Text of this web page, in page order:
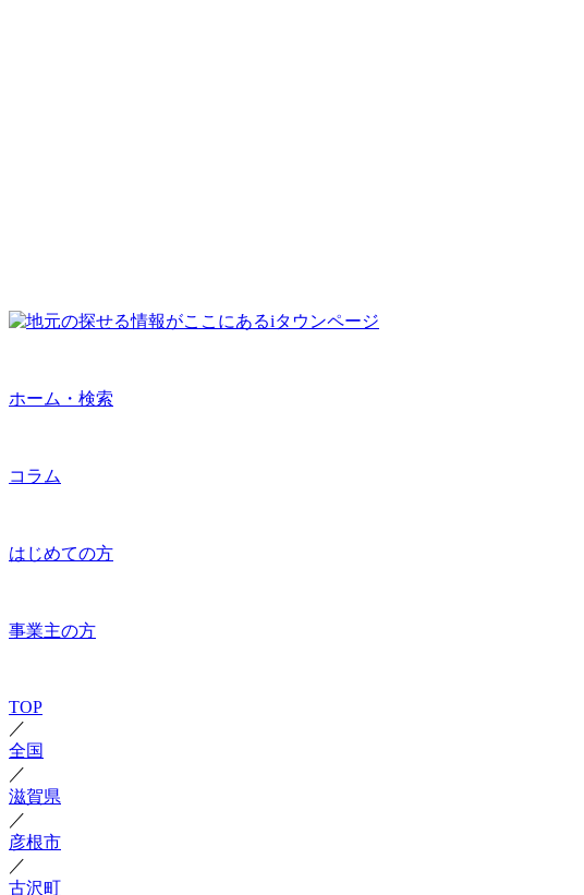
ホーム・検索
コラム
はじめての方
事業主の方
TOP
／
全国
／
滋賀県
／
彦根市
／
古沢町